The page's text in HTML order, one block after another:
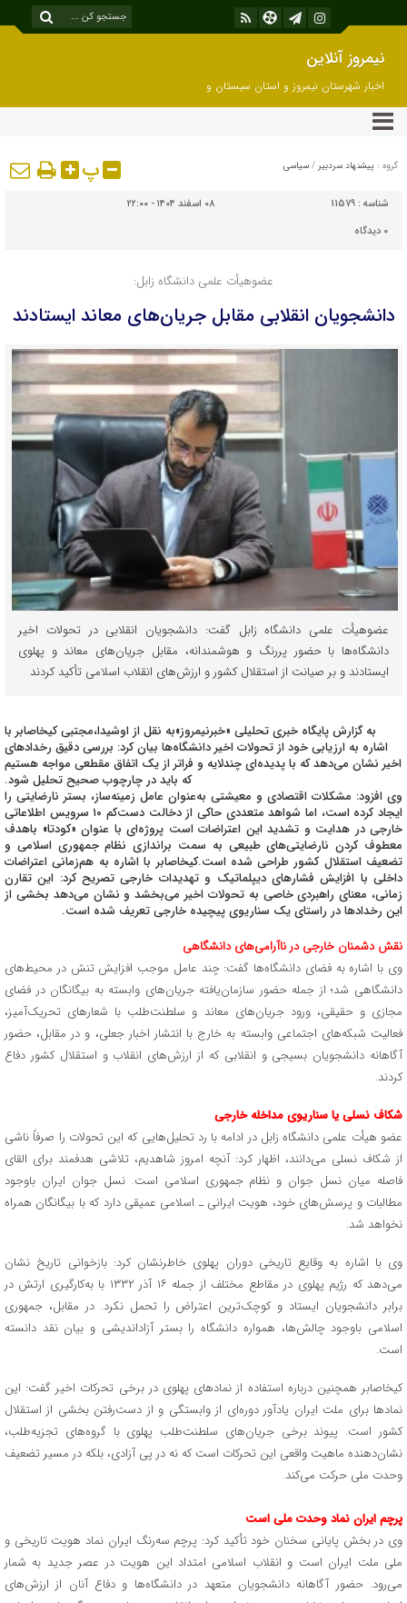
نیمروز آنلاین
اخبار شهرستان نیمروز و استان سیستان و
بلوچستان
گروه : پیشنهاد سردبیر / سیاسی پ
شناسه : 11579
۰۸ اسفند ۱۴۰۴ - ۲۲:۰۰
۰ دیدگاه
عضوهیأت علمی دانشگاه زابل:
دانشجویان انقلابی مقابل جریان‌های معاند ایستادند
عضوهیأت علمی دانشگاه زابل گفت: دانشجویان انقلابی در تحولات اخیر
دانشگاه‌ها با حضور پررنگ و هوشمندانه، مقابل جریان‌های معاند و پهلوی
ایستادند و بر صیانت از استقلال کشور و ارزش‌های انقلاب اسلامی تأکید کردند
به گزارش پایگاه خبری تحلیلی «خبرنیمروز»به نقل از اوشیدا،مجتبی کیخاصابر با
اشاره به ارزیابی خود از تحولات اخیر دانشگاه‌ها بیان کرد: بررسی دقیق رخدادهای
اخیر نشان می‌دهد که با پدیده‌ای چندلایه و فراتر از یک اتفاق مقطعی مواجه هستیم
که باید در چارچوب صحیح تحلیل شود.
وی افزود: مشکلات اقتصادی و معیشتی به‌عنوان عامل زمینه‌ساز، بستر نارضایتی را
ایجاد کرده است، اما شواهد متعددی حاکی از دخالت دست‌کم ۱۰ سرویس اطلاعاتی
خارجی در هدایت و تشدید این اعتراضات است پروژه‌ای با عنوان «کودتا» باهدف
معطوف کردن نارضایتی‌های طبیعی به سمت براندازی نظام جمهوری اسلامی و
تضعیف استقلال کشور طراحی شده است.کیخاصابر با اشاره به هم‌زمانی اعتراضات
داخلی با افزایش فشارهای دیپلماتیک و تهدیدات خارجی تصریح کرد: این تقارن
زمانی، معنای راهبردی خاصی به تحولات اخیر می‌بخشد و نشان می‌دهد بخشی از
این رخدادها در راستای یک سناریوی پیچیده خارجی تعریف شده است.
نقش دشمنان خارجی در ناآرامی‌های دانشگاهی
وی با اشاره به فضای دانشگاه‌ها گفت: چند عامل موجب افزایش تنش در محیط‌های
دانشگاهی شد؛ از جمله حضور سازمان‌یافته جریان‌های وابسته به بیگانگان در فضای
مجازی و حقیقی، ورود جریان‌های معاند و سلطنت‌طلب با شعارهای تحریک‌آمیز،
فعالیت شبکه‌های اجتماعی وابسته به خارج با انتشار اخبار جعلی، و در مقابل، حضور
آگاهانه دانشجویان بسیجی و انقلابی که از ارزش‌های انقلاب و استقلال کشور دفاع
کردند.
شکاف نسلی یا سناریوی مداخله خارجی
عضو هیأت علمی دانشگاه زابل در ادامه با رد تحلیل‌هایی که این تحولات را صرفاً ناشی
از شکاف نسلی می‌دانند، اظهار کرد: آنچه امروز شاهدیم، تلاشی هدفمند برای القای
فاصله میان نسل جوان و نظام جمهوری اسلامی است. نسل جوان ایران باوجود
مطالبات و پرسش‌های خود، هویت ایرانی ـ اسلامی عمیقی دارد که با بیگانگان همراه
نخواهد شد.
وی با اشاره به وقایع تاریخی دوران پهلوی خاطرنشان کرد: بازخوانی تاریخ نشان
می‌دهد که رژیم پهلوی در مقاطع مختلف از جمله ۱۶ آذر ۱۳۳۲ با به‌کارگیری ارتش در
برابر دانشجویان ایستاد و کوچک‌ترین اعتراض را تحمل نکرد. در مقابل، جمهوری
اسلامی باوجود چالش‌ها، همواره دانشگاه را بستر آزاداندیشی و بیان نقد دانسته
است.
کیخاصابر همچنین درباره استفاده از نمادهای پهلوی در برخی تحرکات اخیر گفت: این
نمادها برای ملت ایران یادآور دوره‌ای از وابستگی و از دست‌رفتن بخشی از استقلال
کشور است. پیوند برخی جریان‌های سلطنت‌طلب پهلوی با گروه‌های تجزیه‌طلب،
نشان‌دهنده ماهیت واقعی این تحرکات است که نه در پی آزادی، بلکه در مسیر تضعیف
وحدت ملی حرکت می‌کند.
پرچم ایران نماد وحدت ملی است
وی در بخش پایانی سخنان خود تأکید کرد: پرچم سه‌رنگ ایران نماد هویت تاریخی و
ملی ملت ایران است و انقلاب اسلامی امتداد این هویت در عصر جدید به شمار
می‌رود. حضور آگاهانه دانشجویان متعهد در دانشگاه‌ها و دفاع آنان از ارزش‌های